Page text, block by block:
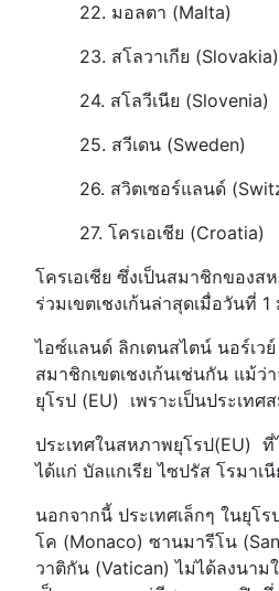
22. มอลตา (Malta)
23. สโลวาเกีย (Slovakia)
24. สโลวีเนีย (Slovenia)
25. สวีเดน (Sweden)
26. สวิตเซอร์แลนด์
27. โครเอเชีย (Croatia)
โครเอเชีย ซึ่งเป็นสมาชิกของส
ร่วมเขตเชงเก้นล่าสุดเมื่อวันที่
ไอซ์แลนด์ ลิกเตนสไตน์ นอร์เว
สมาชิกเขตเชงเก้นเช่นกัน แม้ว่
ยุโรป (EU) เพราะเป็นประเทศ
ประเทศในสหภาพยุโรป(EU) ที่
ได้แก่ บัลแกเรีย ไซปรัส โรมาเ
นอกจากนี้ ประเทศเล็กๆ ในยุโ
โค (Monaco) ซานมารีโน
วาติกัน (Vatican) ไม่ได้ลงนาม